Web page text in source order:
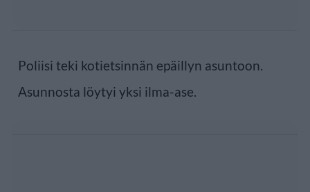
Poliisi teki kotietsinnän epäillyn asuntoon.
Asunnosta löytyi yksi ilma-ase.